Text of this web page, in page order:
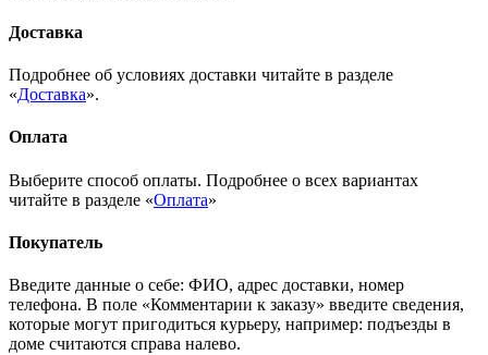
Доставка
Подробнее об условиях доставки читайте в разделе
«Доставка».
Оплата
Выберите способ оплаты. Подробнее о всех вариантах
читайте в разделе «Оплата»
Покупатель
Введите данные о себе: ФИО, адрес доставки, номер
телефона. В поле «Комментарии к заказу» введите сведения,
которые могут пригодиться курьеру, например: подъезды в
доме считаются справа налево.